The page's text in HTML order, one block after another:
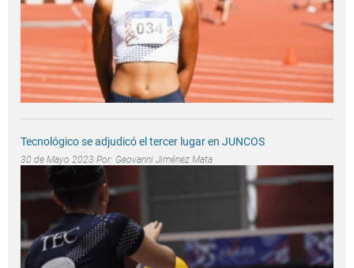
Tecnológico se adjudicó el tercer lugar en JUNCOS
30 de Mayo 2023 Por: Geovanni Jiménez Mata